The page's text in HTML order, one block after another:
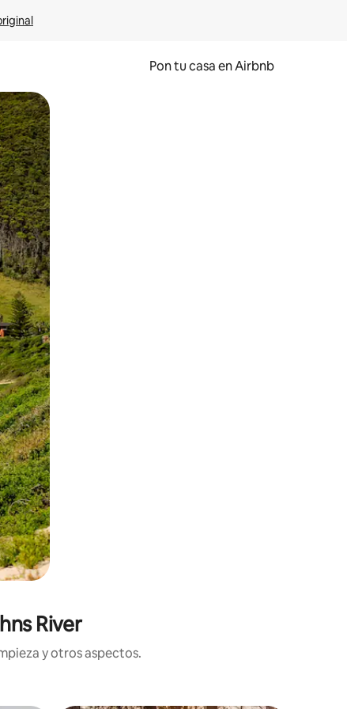
Pon tu casa en Airbnb
desliza el dedo.
River
y otros aspectos.